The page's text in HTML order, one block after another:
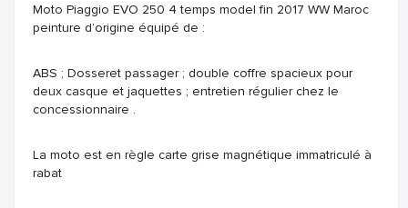
Moto Piaggio EVO 250 4 temps model fin 2017 WW Maroc
peinture d’origine équipé de :
ABS ; Dosseret passager ; double coffre spacieux pour
deux casque et jaquettes ; entretien régulier chez le
concessionnaire .
La moto est en règle carte grise magnétique immatriculé à
rabat